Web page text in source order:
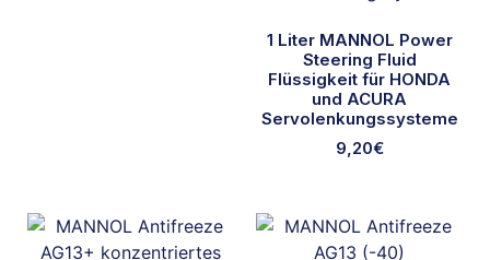
1 Liter MANNOL Power
Steering Fluid
Flüssigkeit für HONDA
und ACURA
Servolenkungssysteme
9,20€